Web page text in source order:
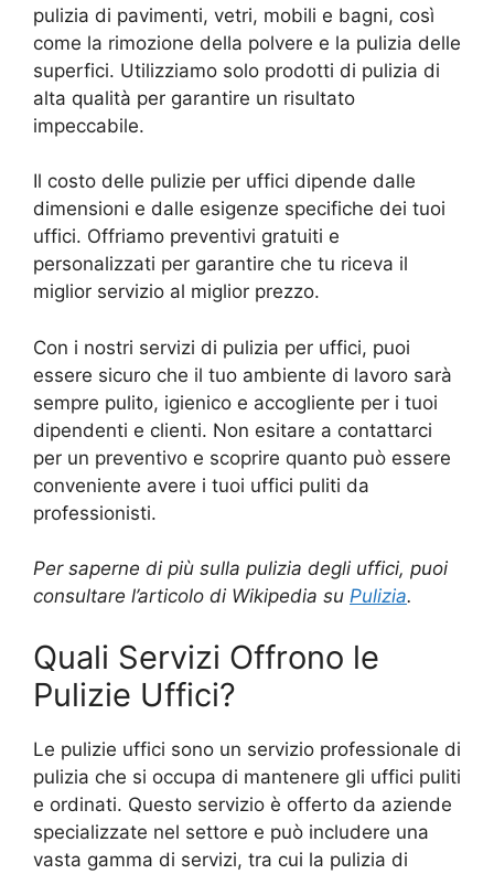
pulizia di pavimenti, vetri, mobili e bagni, così
come la rimozione della polvere e la pulizia delle
superfici. Utilizziamo solo prodotti di pulizia di
alta qualità per garantire un risultato
impeccabile.
Il costo delle pulizie per uffici dipende dalle
dimensioni e dalle esigenze specifiche dei tuoi
uffici. Offriamo preventivi gratuiti e
personalizzati per garantire che tu riceva il
miglior servizio al miglior prezzo.
Con i nostri servizi di pulizia per uffici, puoi
essere sicuro che il tuo ambiente di lavoro sarà
sempre pulito, igienico e accogliente per i tuoi
dipendenti e clienti. Non esitare a contattarci
per un preventivo e scoprire quanto può essere
conveniente avere i tuoi uffici puliti da
professionisti.
Per saperne di più sulla pulizia degli uffici, puoi
consultare l’articolo di Wikipedia su Pulizia.
Quali Servizi Offrono le
Pulizie Uffici?
Le pulizie uffici sono un servizio professionale di
pulizia che si occupa di mantenere gli uffici puliti
e ordinati. Questo servizio è offerto da aziende
specializzate nel settore e può includere una
vasta gamma di servizi, tra cui la pulizia di